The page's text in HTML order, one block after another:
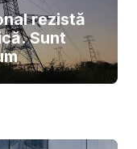
rezistă
Sunt